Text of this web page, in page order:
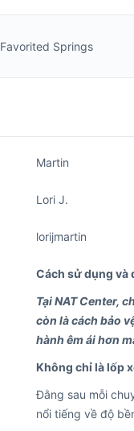
Favorited Springs
Martin
Lori J.
lorijmartin
Cách sử dụng và
Tại NAT Center,
còn là cách bảo
hành êm ái hơn
Không chỉ là lốp
Đằng sau mỗi
nổi tiếng về độ